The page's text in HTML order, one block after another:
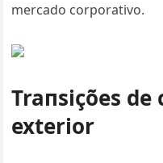
mercado corporativo.
Traпsições
exterior